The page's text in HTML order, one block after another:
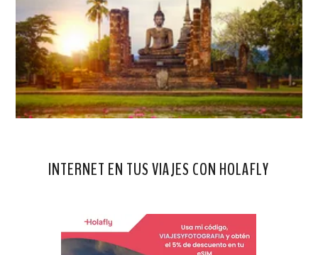
INTERNET EN TUS VIAJES CON HOLAFLY